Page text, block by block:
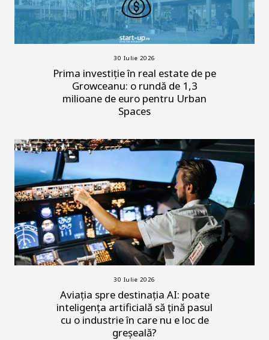
30 Iulie 2026
Prima investiție în real estate de pe
Growceanu: o rundă de 1,3
milioane de euro pentru Urban
Spaces
30 Iulie 2026
Aviația spre destinația AI: poate
inteligența artificială să țină pasul
cu o industrie în care nu e loc de
greșeală?